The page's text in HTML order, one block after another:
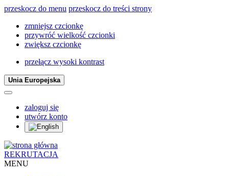
przeskocz do menu przeskocz do treści strony
zmniejsz czcionkę
przywróć wielkość czcionki
zwiększ czcionkę
przełącz wysoki kontrast
Unia Europejska
zaloguj się
utwórz konto
REKRUTACJA
MENU